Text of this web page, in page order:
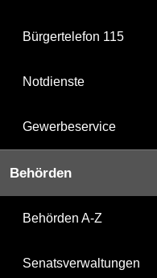
Bürgertelefon 115
Notdienste
Gewerbeservice
Behörden
Behörden A-Z
Senatsverwaltungen